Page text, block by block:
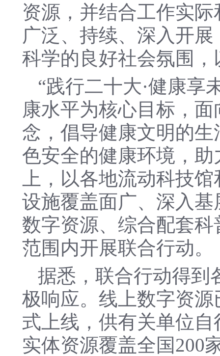
资源，并结合工作实
广泛、持续、深入开
科学的良好社会氛围
“践行二十大·健康享
康水平为核心目标，
念，倡导健康文明的
色安全的健康环境，
上，以各地流动科技
设施覆盖面广、深入
数字资源、综合配套
范围内开展联合行动。
据悉，联合行动得到
极响应。线上数字资源
式上线，供有关单位
实体资源覆盖全国200